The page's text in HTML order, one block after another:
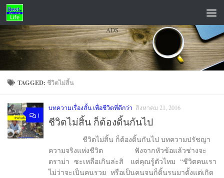
Skip to content
ADS
TAGGED: ชีวิตไม่สิ้น
1
บทความเรื่องสั้น เพื่อชีวิตที่ดีกว่า สิงหาคม 21, 2016
ชีวิตไม่สิ้น ก็ต้องดิ้นกันไป
ชีวิตไม่สิ้น ก็ต้องดิ้นกันไป บทความปรัชญา
ความจริงแห่งชีวิต ฟังจากหัวข้อแล้วช่างจะ
ดราม่า ซะเหลือเกินล่ะสิ แต่คุณรู้ตัวไหม “ชีวิตคนเรา
ไม่ว่าจะเป็นคนรวย หรือเป็นคนจนก็ดิ้นรนมาตั้งแต่เกิด